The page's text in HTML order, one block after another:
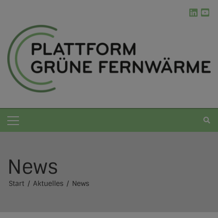
Grüne Fernwärme
Die Plattform
Kommunale Wärmeplanung
News
Start Aktuelles News